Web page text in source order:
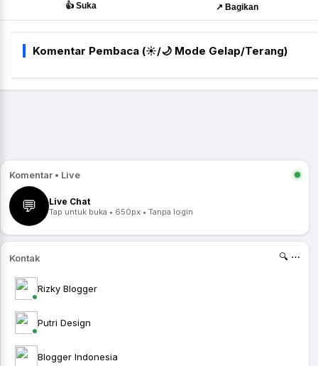
👍 Suka ↗️ Bagikan
Komentar Pembaca (☀️/🌙 Mode Gelap/Terang)
Komentar • Live
💬 Live Chat
Tap untuk buka • 650px • Tanpa login
Kontak 🔍 ⋯
Rizky Blogger
Putri Design
Blogger Indonesia